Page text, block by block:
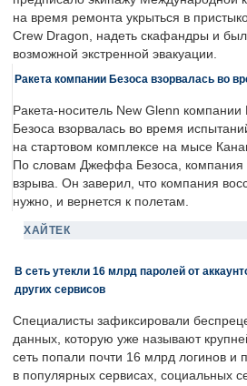
на время ремонта укрыться в
Crew Dragon, надеть скафандры и
возможной экстренной эвакуации.
Ракета компании Безоса взорвалась во
Ракета-носитель New Glenn
Безоса взорвалась во время
на стартовом комплексе на мысе
По словам Джеффа Безоса, компания
взрыва. Он заверил, что компания
нужно, и вернется к полетам.
ХАЙТЕК
В сеть утекли 16 млрд паролей от
других сервисов
Специалисты зафиксировали
данных, которую уже называют
сеть попали почти 16 млрд логинов и
в популярных сервисах, социальных